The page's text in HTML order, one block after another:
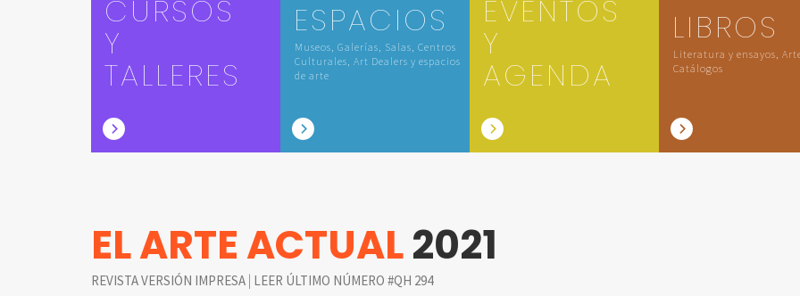
CURSOS
Y
TALLERES
ESPACIOS
Museos, Galerías, Salas, Centros
Culturales, Art Dealers y espacios
de arte
EVENTOS
Y
AGENDA
LIBROS
Literatura y ensayos,
Catálogos
EL ARTE ACTUAL2021
REVISTA VERSIÓN IMPRESA | LEER ÚLTIMO NÚMERO #QH 294